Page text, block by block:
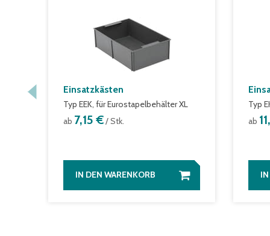
Einsatzkästen
Typ EEK, für Eurostapelbehälter XL
ab 7,15 €/ Stk.
IN DEN WARENKORB
Typ
ab